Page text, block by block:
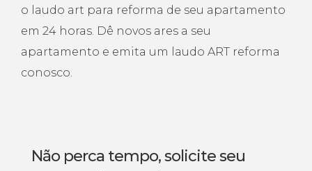
o laudo art para reforma de seu apartamento
em 24 horas. Dê novos ares a seu
apartamento e emita um laudo ART reforma
conosco.
Não perca tempo, solicite seu